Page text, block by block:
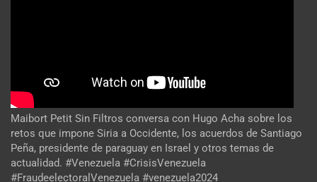
Maibort Petit Sin Filtros conversa con Hugo Acha sobre los
retos que impone Siria a Occidente, los acuerdos de Santiago
Peña, presidente de paraguay en Israel y otros temas de
actualidad. #Venezuela #CrisisVenezuela
#FraudeelectoralVenezuela #venezuela2024